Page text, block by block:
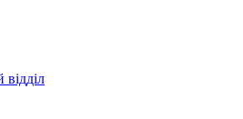
відділ